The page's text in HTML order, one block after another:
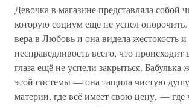
Девочка в магазине представляла собой
которую социум ещё не успел
вера в Любовь и она видела жестокость и
несправедливость всего, что
глаза ещё не успели закрыться.
этой системы — она тащила чистую
материи, где всё имеет свою цену, — где